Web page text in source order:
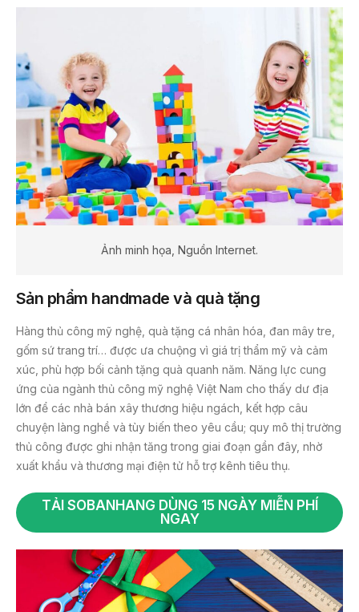
Ảnh minh họa, Nguồn Internet.
Sản phẩm handmade và quà tặng
Hàng thủ công mỹ nghệ, quà tặng cá nhân hóa, đan mây tre,
gốm sứ trang trí… được ưa chuộng vì giá trị thẩm mỹ và cảm
xúc, phù hợp bối cảnh tặng quà quanh năm. Năng lực cung
ứng của ngành thủ công mỹ nghệ Việt Nam cho thấy dư địa
lớn để các nhà bán xây thương hiệu ngách, kết hợp câu
chuyện làng nghề và tùy biến theo yêu cầu; quy mô thị trường
thủ công được ghi nhận tăng trong giai đoạn gần đây, nhờ
xuất khẩu và thương mại điện tử hỗ trợ kênh tiêu thụ.
TẢI SOBANHANG DÙNG 15 NGÀY MIỄN PHÍ
NGAY